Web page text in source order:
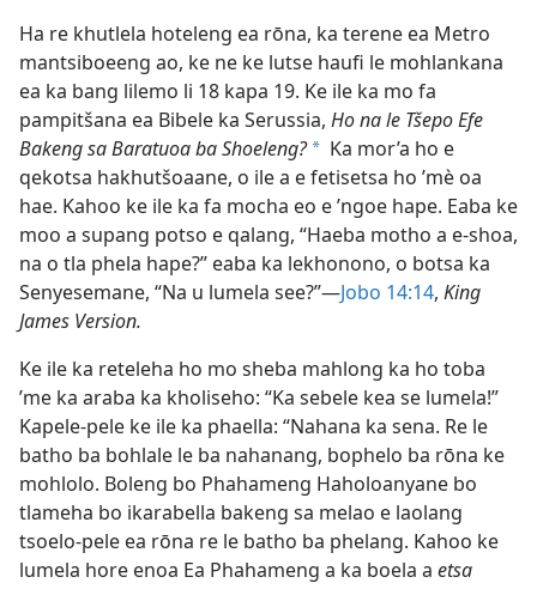
Ha re khutlela hoteleng ea rōna, ka terene ea Metro
mantsiboeeng ao, ke ne ke lutse haufi le mohlankana
ea ka bang lilemo li 18 kapa 19. Ke ile ka mo fa
pampitšana ea Bibele ka Serussia, Ho na le Tšepo Efe
Bakeng sa Baratuoa ba Shoeleng? a Ka mor’a ho e
qekotsa hakhutšoaane, o ile a e fetisetsa ho ’mè oa
hae. Kahoo ke ile ka fa mocha eo e ’ngoe hape. Eaba ke
moo a supang potso e qalang, “Haeba motho a e-shoa,
na o tla phela hape?” eaba ka lekhonono, o botsa ka
Senyesemane, “Na u lumela see?”—Jobo 14:14, King
James Version.
Ke ile ka reteleha ho mo sheba mahlong ka ho toba
’me ka araba ka kholiseho: “Ka sebele kea se lumela!”
Kapele-pele ke ile ka phaella: “Nahana ka sena. Re le
batho ba bohlale le ba nahanang, bophelo ba rōna ke
mohlolo. Boleng bo Phahameng Haholoanyane bo
tlameha bo ikarabella bakeng sa melao e laolang
tsoelo-pele ea rōna re le batho ba phelang. Kahoo ke
lumela hore enoa Ea Phahameng a ka boela a etsa